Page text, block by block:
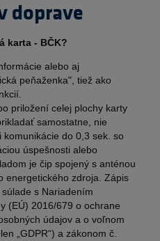
doprave
karta - BČK?
alebo aj
peňaženka", tiež ako
priložení celej plochy karty
samostatne, nie
do 0,3 sek. so
úspešnosti alebo
je čip spojený s anténou
energetického zdroja. Zápis
s Nariadením
(EÚ) 2016/679 o ochrane
údajov a o voľnom
„GDPR“) a zákonom č.